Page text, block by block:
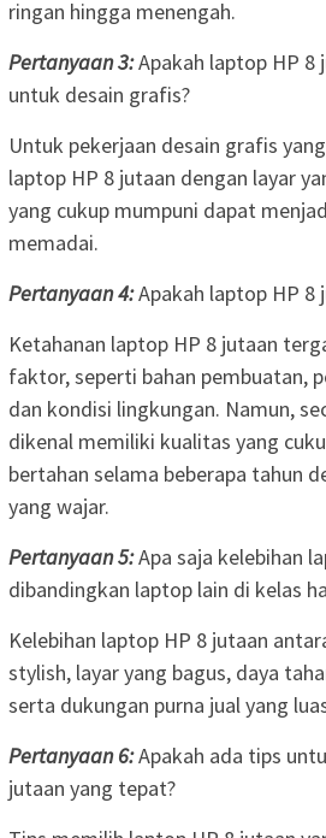
ringan hingga menengah.
Pertanyaan 3:Apakah laptop HP 8
untuk desain grafis?
Untuk pekerjaan desain grafis
laptop HP 8 jutaan dengan layar
yang cukup mumpuni dapat
memadai.
Pertanyaan 4:Apakah laptop HP 8
Ketahanan laptop HP 8 jutaan
faktor, seperti bahan pembuatan,
dan kondisi lingkungan. Namun,
dikenal memiliki kualitas yang
bertahan selama beberapa tahun
yang wajar.
Pertanyaan 5:Apa saja kelebihan
dibandingkan laptop lain di kelas
Kelebihan laptop HP 8 jutaan
stylish, layar yang bagus, daya
serta dukungan purna jual yang
Pertanyaan 6:Apakah ada tips
jutaan yang tepat?